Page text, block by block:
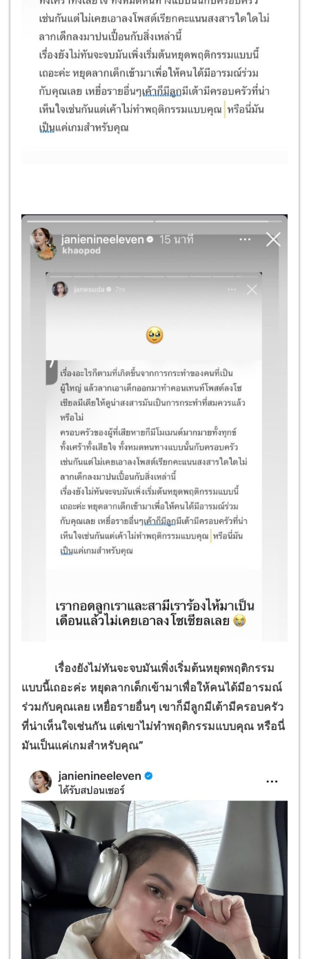
เรื่องยังไม่ทันจะจบมันเพิ่งเริ่มต้นหยุดพฤติกรรม
แบบนี้เถอะค่ะ หยุดลากเด็กเข้ามาเพื่อให้คนได้มีอารมณ์
ร่วมกับคุณเลย เหยื่อรายอื่นๆ เขาก็มีลูกมีเต้ามีครอบครัว
ที่น่าเห็นใจเช่นกัน แต่เขาไม่ทำพฤติกรรมแบบคุณ หรือนี่
มันเป็นแค่เกมสำหรับคุณ”